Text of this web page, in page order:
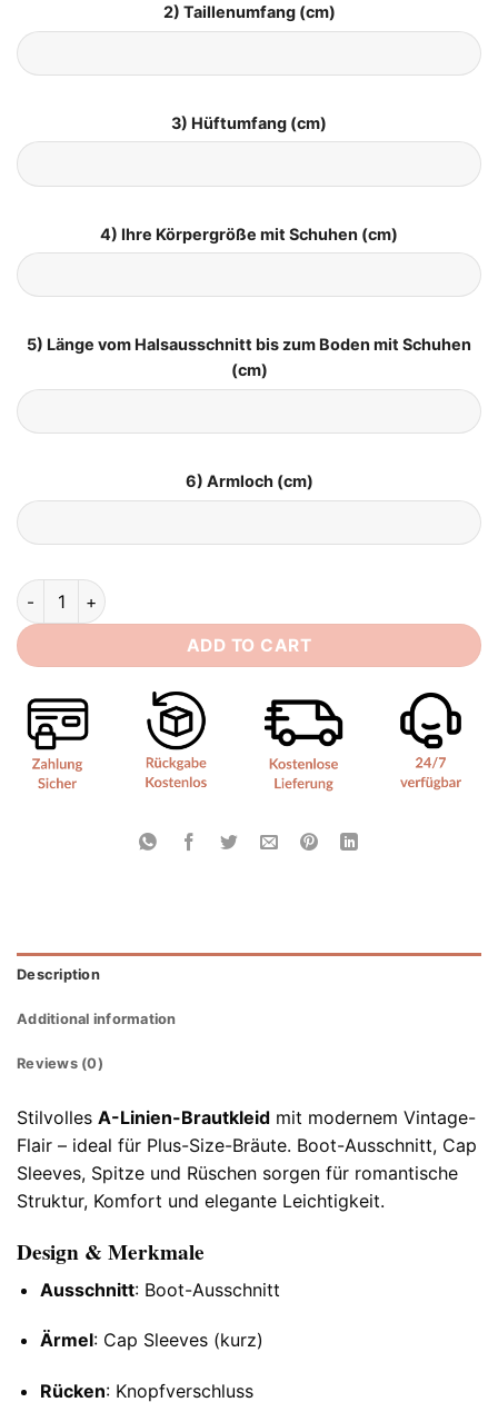
2) Taillenumfang (cm)
3) Hüftumfang (cm)
4) Ihre Körpergröße mit Schuhen (cm)
5) Länge vom Halsausschnitt bis zum Boden mit Schuhen
(cm)
6) Armloch (cm)
Brautkleid Umstandsmode Große Größen quantity
ADD TO CART
Description
Additional information
Reviews (0)
Stilvolles A-Linien-Brautkleid mit modernem Vintage-
Flair – ideal für Plus-Size-Bräute. Boot-Ausschnitt, Cap
Sleeves, Spitze und Rüschen sorgen für romantische
Struktur, Komfort und elegante Leichtigkeit.
Design & Merkmale
Ausschnitt: Boot-Ausschnitt
Ärmel: Cap Sleeves (kurz)
Rücken: Knopfverschluss